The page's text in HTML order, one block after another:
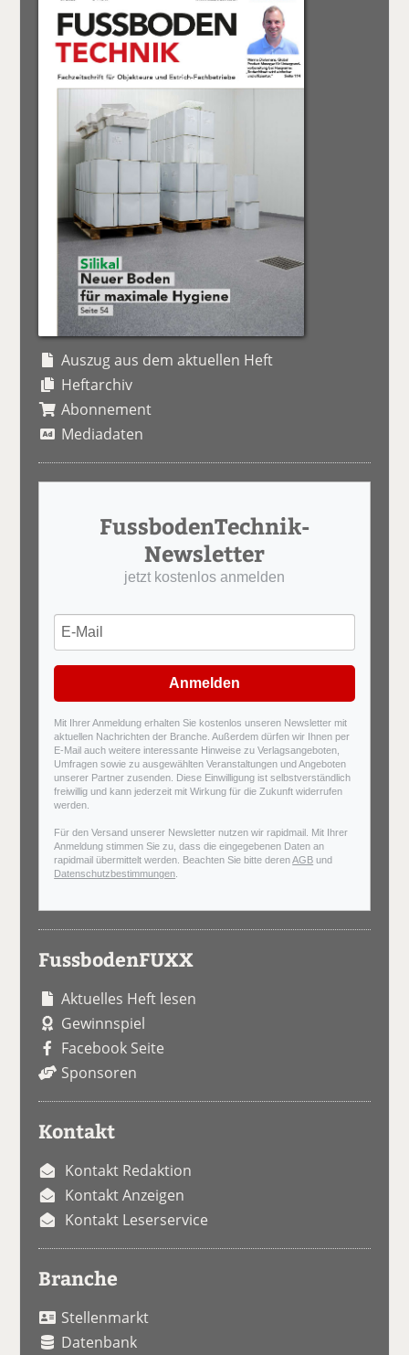
Auszug aus dem aktuellen Heft
Heftarchiv
Abonnement
Mediadaten
FussbodenTechnik-
Newsletter
jetzt kostenlos anmelden
Anmelden
Mit Ihrer Anmeldung erhalten Sie kostenlos unseren Newsletter mit
aktuellen Nachrichten der Branche. Außerdem dürfen wir Ihnen per
E-Mail auch weitere interessante Hinweise zu Verlagsangeboten,
Umfragen sowie zu ausgewählten Veranstaltungen und Angeboten
unserer Partner zusenden. Diese Einwilligung ist selbstverständlich
freiwillig und kann jederzeit mit Wirkung für die Zukunft widerrufen
werden.
Für den Versand unserer Newsletter nutzen wir rapidmail. Mit Ihrer
Anmeldung stimmen Sie zu, dass die eingegebenen Daten an
rapidmail übermittelt werden. Beachten Sie bitte derenAGB und
Datenschutzbestimmungen
FussbodenFUXX
Aktuelles Heft lesen
Gewinnspiel
Facebook Seite
Sponsoren
Kontakt
Kontakt Redaktion
Kontakt Anzeigen
Kontakt Leserservice
Branche
Stellenmarkt
Datenbank